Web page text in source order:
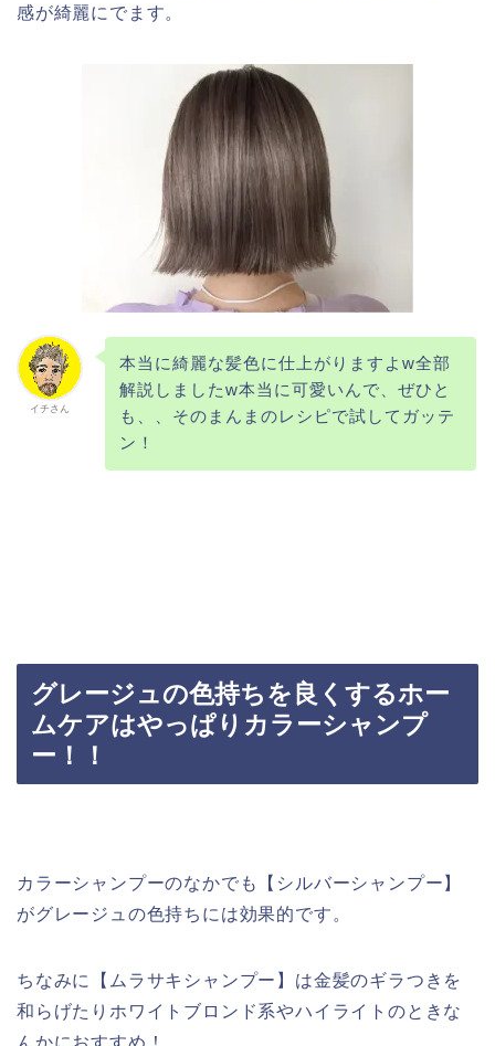
感が綺麗にでます。
イチさん
本当に綺麗な髪色に仕上がりますよw全部
解説しましたw本当に可愛いんで、ぜひと
も、、そのまんまのレシピで試してガッテ
ン！
グレージュの色持ちを良くするホー
ムケアはやっぱりカラーシャンプ
ー！！
カラーシャンプーのなかでも【シルバーシャンプー】
がグレージュの色持ちには効果的です。
ちなみに【ムラサキシャンプー】は金髪のギラつきを
和らげたりホワイトブロンド系やハイライトのときな
んかにおすすめ！